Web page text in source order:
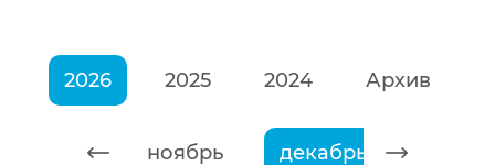
2026 2025 2024 Архив
октябрь ноябрь декабрь